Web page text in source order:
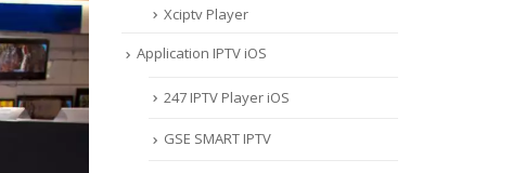
Xciptv Player
Application IPTV iOS
247 IPTV Player iOS
‎GSE SMART IPTV